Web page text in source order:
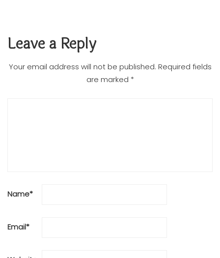
Leave a Reply
Your email address will not be published. Required fields
are marked *
Name*
Email*